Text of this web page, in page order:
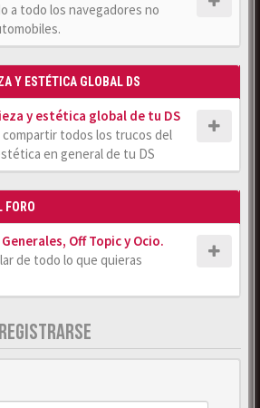
a todo los navegadores no
Y ESTÉTICA GLOBAL DS
y estética global de tu DS
compartir todos los trucos del
en general de tu DS
FORO
Off Topic y Ocio.
de todo lo que quieras
REGISTRARSE